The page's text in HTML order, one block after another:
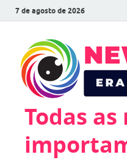
7 de agosto de 2026
Todas